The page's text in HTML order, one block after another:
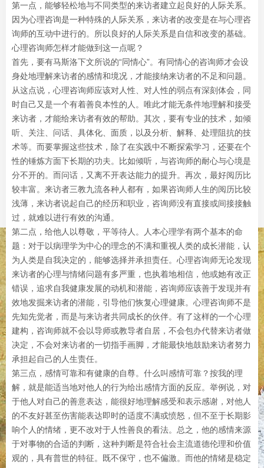
第一点，能够轻松地与不同类型的来访者建立起良好的人际关系。
因为心理咨询是一种特殊的人际关系，来访者的改变是在与心理咨
询师的互动中进行的。所以良好的人际关系是自信和改变的基础。
心理咨询师怎样才能做到这一点呢？
首先，要有马斯洛下文所说的“同情心”。有同情心的咨询师才会设
身处地理解来访者的感情和境况，才能接纳来访者的不足和问题。
从这点说，心理咨询师应该对人性、对人性的弱点有深刻体会，同
时自己又是一个有着善良本性的人。唯此才能无条件地理解和接受
来访者，才能给来访者有效的帮助。其次，要有专业的技术，如倾
听、关注、问话、具体化、面质，以及分析、解释、处理阻抗的技
术等。而要掌握这些技术，除了在实践中不断探索学习，还要在个
性的锤炼方面下长期的功夫。比如倾听，与咨询师的耐心与心境是
分不开的。而问话，又离不开表达能力的提升。再次，最好阅历比
较丰富。来访者三教九流各种人都有，如果咨询师人生的阅历比较
浅薄，来访者说起自己的经历和职业，咨询师没有直接或间接接触
过，就难以进行有效的沟通。
第二点，给他人以尊敬，平等待人。人本心理学有两个基本的命
题：对于以病理学为中心的理念的不满和重视人类的成长潜能，认
为人类是自我决定的，能够选择并承担责任。心理咨询师无论发现
来访者的心理与情绪问题有多严重，也执着地相信，他或她有改正
错误，追求自我健康发展的动机和潜能，咨询师应该善于发现并有
效地发掘来访者的潜能，引导他们恢复心理健康。心理咨询师不是
先知先觉者，而是与来访者共同成长的伙伴。有了这样的一个心理
建构，咨询师就不会以导师或教导者自居，不会包办代替来访者做
决定，不会对来访者的一切指手画脚，才能最快地鼓励来访者努力
承担起自己的人生责任。
第三点，感情可靠和有健康的自尊。什么叫感情可靠？按我的理
解，就是能适当地对他人的行为给出感情方面的反应。举例说，对
于他人对自己的善意表达，能很好地理解感受和表示感谢，对他人
的不友好甚至伤害能表达即时的适度不满或愤怒，但不至于长期影
响个人的情绪，更不改对于人性善良的看法。总之，他的感情来源
于对事物的合适的判断，这种判断是符合社会主流道德伦理和价值
观的，具有普世的特征。既不保守，也不偏激。而他的情绪是稳定